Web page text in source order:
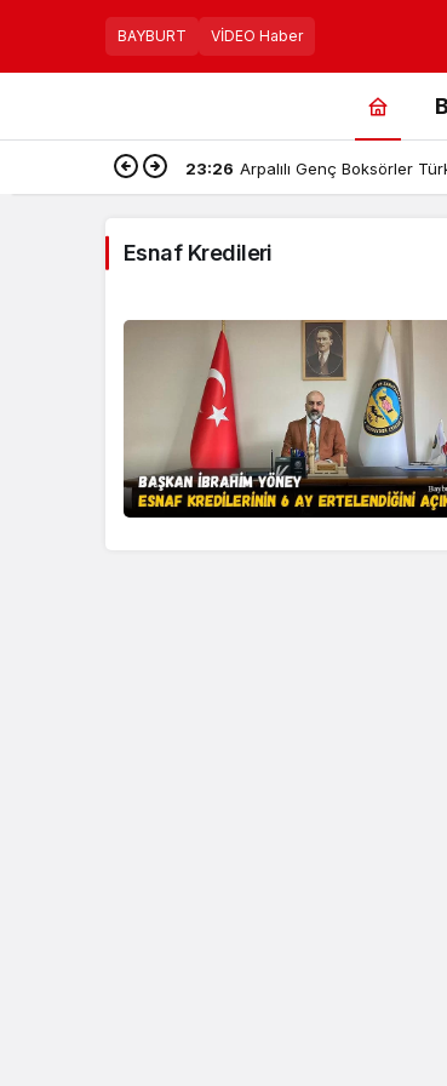
BAYBURT VİDEO Haber
23:26 Arpalılı Genç Boksörler
Esnaf Kredileri